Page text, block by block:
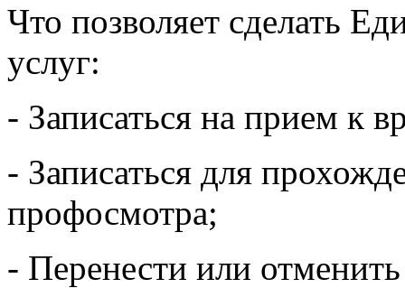
Что позволяет сделать
услуг:
- Записаться на прием к
- Записаться для
профосмотра;
- Перенести или